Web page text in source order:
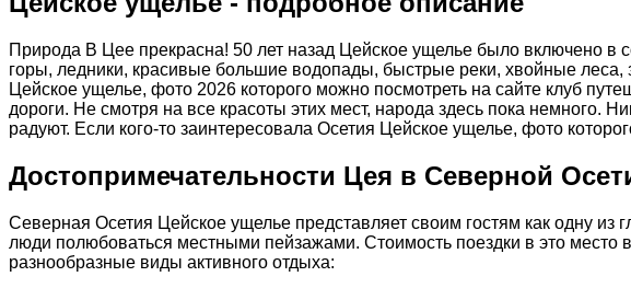
Природа В Цее прекрасна! 50 лет назад Цейское ущелье было включено в
горы, ледники, красивые большие водопады, быстрые реки, хвойные
Цейское ущелье, фото 2026 которого можно посмотреть на сайте клуб
дороги. Не смотря на все красоты этих мест, народа здесь пока
радуют. Если кого-то заинтересовала Осетия Цейское ущелье, фото
Достопримечательности Цея в Северной
Северная Осетия Цейское ущелье представляет своим гостям как одну
люди полюбоваться местными пейзажами. Стоимость поездки в это
разнообразные виды активного отдыха: